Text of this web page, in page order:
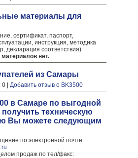
материалы для
сертификат, паспорт,
инструкция, методика
декларация соответствия)
нет.
из Самары
| Добавить отзыв о BK3500
в Самаре по выгодной
получить техническую
Вы можете следующим
по электронной почте
продаж по тел/факс: